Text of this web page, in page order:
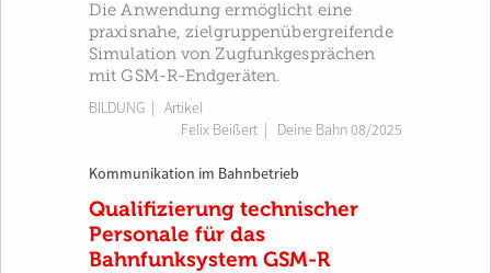
Die Anwendung ermöglicht eine
praxisnahe, zielgruppenübergreifende
Simulation von Zugfunkgesprächen
mit GSM-R-Endgeräten.
BILDUNG | Artikel
Felix Beißert
Deine Bahn 08/2025
Kommunikation im Bahnbetrieb
Qualifizierung technischer
Personale für das
Bahnfunksystem GSM-R